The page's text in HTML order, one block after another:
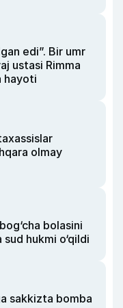
edi”. Bir umr
ustasi Rimma
hayoti
olmay
bolasini
hukmi o‘qildi
sakkizta bomba